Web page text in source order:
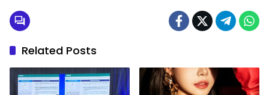
Related Posts